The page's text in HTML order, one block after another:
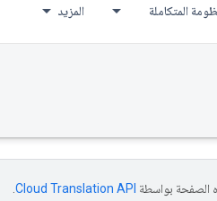
المتكاملة المزيد
الصفحة بواسطة Cloud Translation API‏